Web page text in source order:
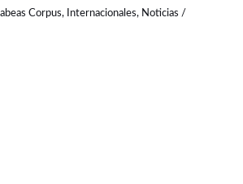
Corpus, Internacionales, Noticias /